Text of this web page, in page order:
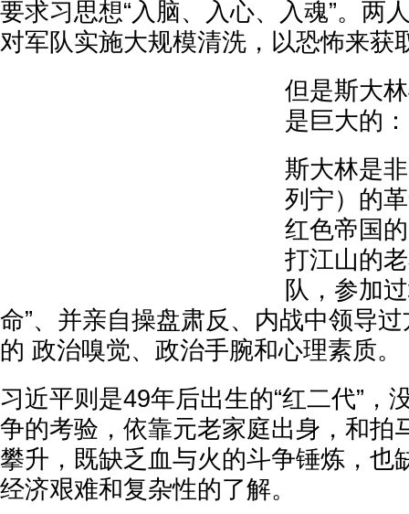
要求习思想“入脑、入心、入魂”。两
对军队实施大规模清洗，以恐怖来获
但是斯大
是巨大的：
斯大林是
列宁）的
红色帝国
打江山的
队，参加
命”、并亲自操盘肃反、内战中领导
的‪ 政治‬嗅觉、政治手腕和心理素质。
习近平则是49年后出生的“红二代”，
争的考验，依靠元老家庭出身，和拍
攀升，既缺乏血与火的斗争锤炼，也
经济艰难和复杂性的了解。